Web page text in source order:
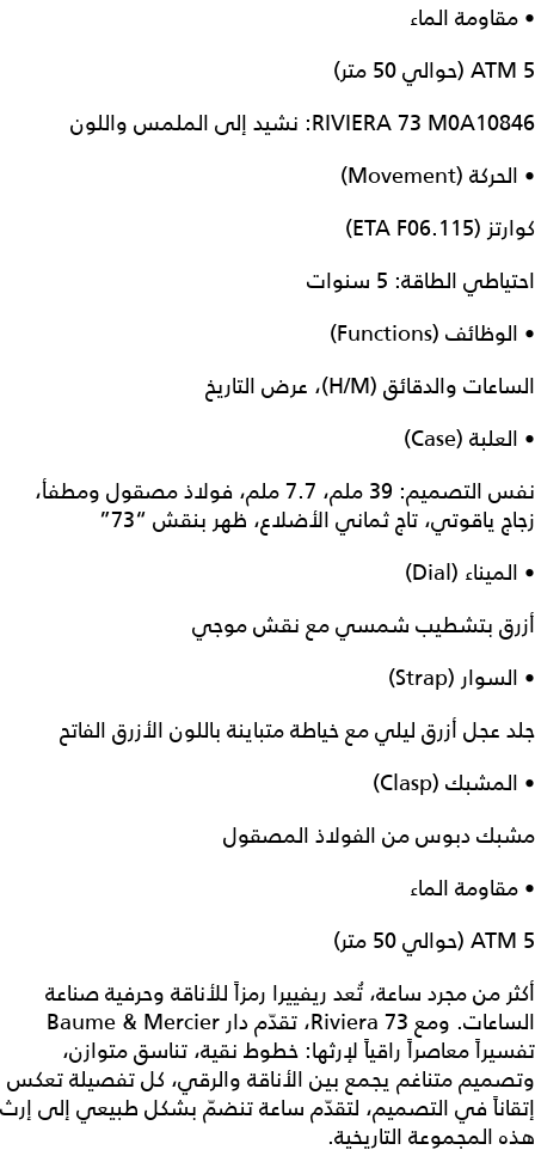
• مقاومة الماء
5 ATM (حوالي 50 متر)
RIVIERA 73 M0A10846: نشيد إلى الملمس واللون
• الحركة (Movement)
كوارتز (ETA F06.115)
احتياطي الطاقة: 5 سنوات
• الوظائف (Functions)
الساعات والدقائق (H/M)، عرض التاريخ
• العلبة (Case)
نفس التصميم: 39 ملم، 7.7 ملم، فولاذ مصقول ومطفأ،
زجاج ياقوتي، تاج ثماني الأضلاع، ظهر بنقش “73”
• الميناء (Dial)
أزرق بتشطيب شمسي مع نقش موجي
• السوار (Strap)
جلد عجل أزرق ليلي مع خياطة متباينة باللون الأزرق الفاتح
• المشبك (Clasp)
مشبك دبوس من الفولاذ المصقول
• مقاومة الماء
5 ATM (حوالي 50 متر)
أكثر من مجرد ساعة، تُعد ريفييرا رمزاً للأناقة وحرفية صناعة
الساعات. ومع Riviera 73، تقدّم دار Baume & Mercier
تفسيراً معاصراً راقياً لإرثها: خطوط نقية، تناسق متوازن،
وتصميم متناغم يجمع بين الأناقة والرقي، كل تفصيلة تعكس
إتقاناً في التصميم، لتقدّم ساعة تنضمّ بشكل طبيعي إلى إرث
هذه المجموعة التاريخية.